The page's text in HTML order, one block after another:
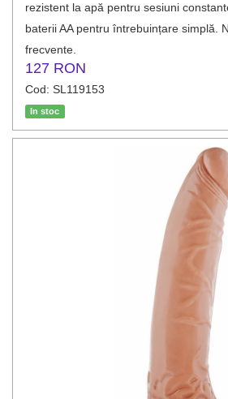
rezistent la apă pentru sesiuni
baterii AA pentru întrebuințare simplă.
frecvente.
127 RON
Cod: SL119153
In stoc